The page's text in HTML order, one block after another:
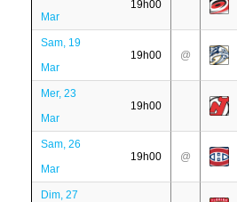
Mar
19h00
Sam, 19
Mar
19h00 @
Mer, 23
Mar
19h00
Sam, 26
Mar
19h00 @
Dim, 27